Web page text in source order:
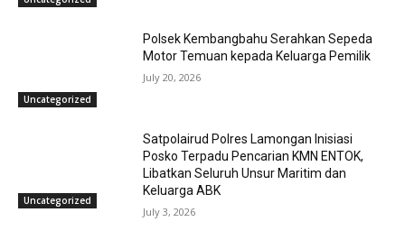
Uncategorized
Polsek Kembangbahu Serahkan Sepeda
Motor Temuan kepada Keluarga Pemilik
July 20, 2026
Uncategorized
Satpolairud Polres Lamongan Inisiasi
Posko Terpadu Pencarian KMN ENTOK,
Libatkan Seluruh Unsur Maritim dan
Keluarga ABK
July 3, 2026